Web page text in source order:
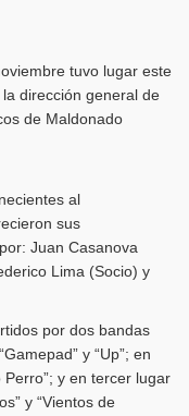
tuvo lugar este
dirección general de
de Maldonado
al
sus
Juan Casanova
Lima (Socio) y
por dos bandas
y “Up”; en
Perro”; y en tercer lugar
y “Vientos de